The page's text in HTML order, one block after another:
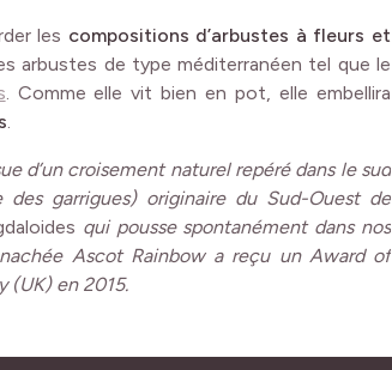
les compositions d’arbustes à fleurs et
arbustes de type méditerranéen tel que le
. Comme elle vit bien en pot, elle embellira
.
d’un croisement naturel repéré dans le sud
des garrigues) originaire du Sud-Ouest de
qui pousse spontanément dans nos
Ascot Rainbow a reçu un Award of
(UK) en 2015.